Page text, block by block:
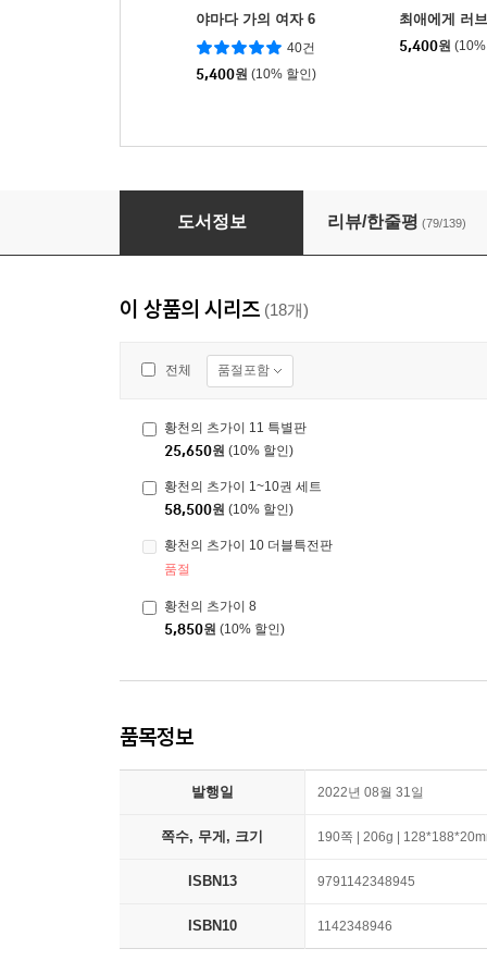
야마다 가의 여자 6
40건
5,400원 (10% 할인)
최애에게 러
5,400원
황천의 츠가이 1
도서정보 리뷰/한줄평 (79/139)
이 상품의 시리즈 (18개)
전체 품절포함
황천의 츠가이 11 특별판
25,650원 (10% 할인)
황천의 츠가이 1~10권 세트
58,500원 (10% 할인)
황천의 츠가이 10 더블특전판
품절
황천의 츠가이 8
5,850원 (10% 할인)
품목정보
발행일 2022년 08월 31일
쪽수, 무게, 크기 190쪽 | 206g |
ISBN13 9791142348945
ISBN10 1142348946